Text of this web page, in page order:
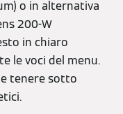
o in alternativa
200-W
in chiaro
le voci del menu.
tenere sotto